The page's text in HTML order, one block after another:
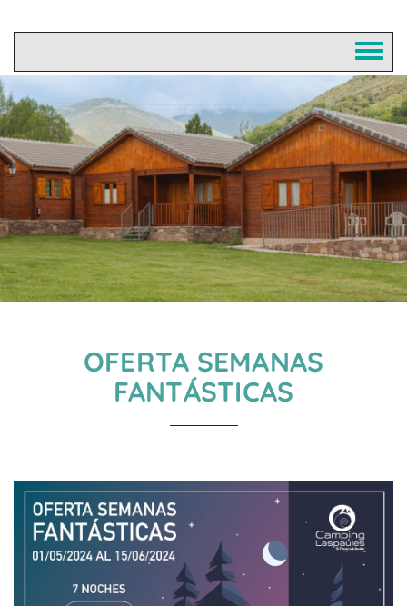
OFERTA SEMANAS
FANTÁSTICAS